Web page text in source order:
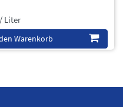
Liter
Warenkorb